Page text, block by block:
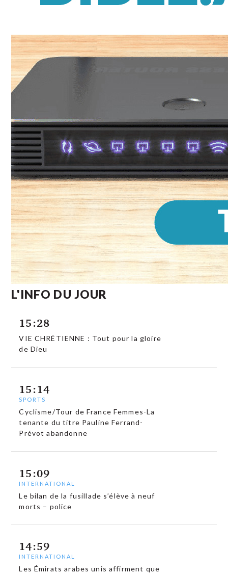
L'INFO DU JOUR
15:28
VIE CHRÉTIENNE : Tout pour la gloire
de Dieu
15:14
SPORTS
Cyclisme/Tour de France Femmes-La
tenante du titre Pauline Ferrand-
Prévot abandonne
15:09
INTERNATIONAL
Le bilan de la fusillade s’élève à neuf
morts – police
14:59
INTERNATIONAL
Les Émirats arabes unis affirment que